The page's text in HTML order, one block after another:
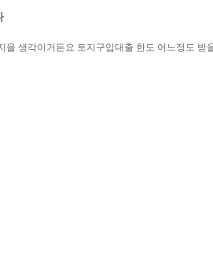
생각이거든요 토지구입대출 한도 어느정도 받